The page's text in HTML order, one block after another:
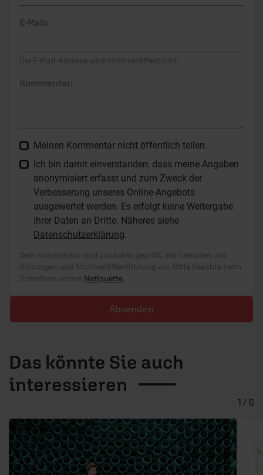
E-Mail:
Die E-Mail-Adresse wird nicht veröffentlicht.
Kommentar:
Meinen Kommentar nicht öffentlich teilen.
Ich bin damit einverstanden, dass meine Angaben
anonymisiert erfasst und zum Zweck der
Verbesserung unseres Online-Angebots
ausgewertet werden. Es erfolgt keine Weitergabe
Ihrer Daten an Dritte. Näheres siehe
Datenschutzerklärung.
Dein Kommentar wird zunächst geprüft. Wir behalten uns
Kürzungen und Nichtveröffentlichung vor. Bitte beachte beim
Schreiben unsere Netiquette.
Absenden
Das könnte Sie auch
interessieren
1 / 6